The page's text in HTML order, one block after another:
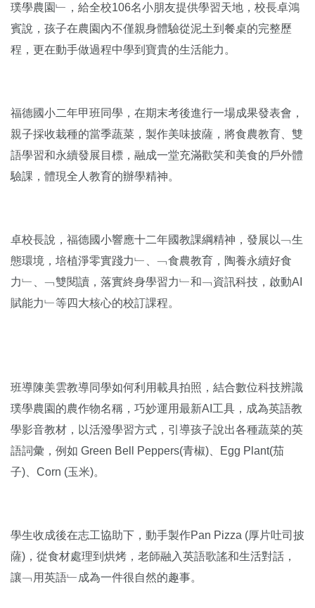
璞學農園﹂，給全校106名小朋友提供學習天地，校長卓鴻
賓說，孩子在農園內不僅親身體驗從泥土到餐桌的完整歷
程，更在動手做過程中學到寶貴的生活能力。
福德國小二年甲班同學，在期末考後進行一場成果發表會，
親子採收栽種的當季蔬菜，製作美味披薩，將食農教育、雙
語學習和永續發展目標，融成一堂充滿歡笑和美食的戶外體
驗課，體現全人教育的辦學精神。
卓校長說，福德國小響應十二年國教課綱精神，發展以﹁生
態環境，培植淨零實踐力﹂、﹁食農教育，陶養永續好食
力﹂、﹁雙閱讀，落實終身學習力﹂和﹁資訊科技，啟動AI
賦能力﹂等四大核心的校訂課程。
班導陳美雲教導同學如何利用載具拍照，結合數位科技辨識
璞學農園的農作物名稱，巧妙運用最新AI工具，成為英語教
學影音教材，以活潑學習方式，引導孩子說出各種蔬菜的英
語詞彙，例如 Green Bell Peppers(青椒)、Egg Plant(茄
子)、Corn (玉米)。
學生收成後在志工協助下，動手製作Pan Pizza (厚片吐司披
薩)，從食材處理到烘烤，老師融入英語歌謠和生活對話，
讓﹁用英語﹂成為一件很自然的趣事。